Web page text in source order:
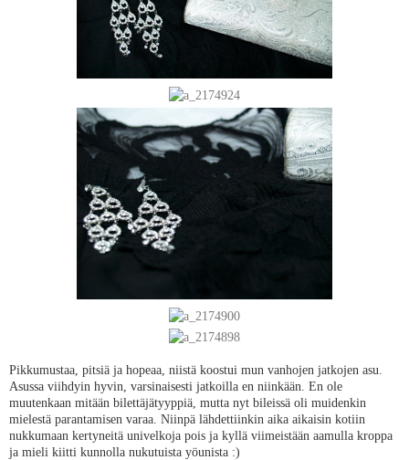
Pikkumustaa, pitsiä ja hopeaa, niistä koostui mun vanhojen jatkojen asu.
Asussa viihdyin hyvin, varsinaisesti jatkoilla en niinkään. En ole
muutenkaan mitään bilettäjätyyppiä, mutta nyt bileissä oli muidenkin
mielestä parantamisen varaa. Niinpä lähdettiinkin aika aikaisin kotiin
nukkumaan kertyneitä univelkoja pois ja kyllä viimeistään aamulla kroppa
ja mieli kiitti kunnolla nukutuista yöunista :)